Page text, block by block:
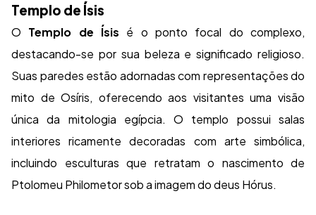
Templo de Ísis
O Templo de Ísis é o ponto focal do complexo,
destacando-se por sua beleza e significado religioso.
Suas paredes estão adornadas com representações do
mito de Osíris, oferecendo aos visitantes uma visão
única da mitologia egípcia. O templo possui salas
interiores ricamente decoradas com arte simbólica,
incluindo esculturas que retratam o nascimento de
Ptolomeu Philometor sob a imagem do deus Hórus.